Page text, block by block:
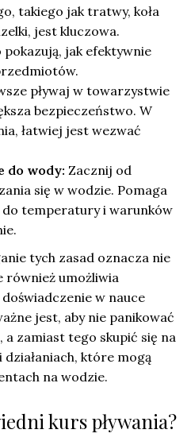
takiego jak tratwy, koła
jest kluczowa.
jak efektywnie
pływaj w towarzystwie
bezpieczeństwo. W
łatwiej jest wezwać
do wody: Zacznij od
się w wodzie. Pomaga
temperatury i warunków
tych zasad oznacza nie
również umożliwia
w nauce
jest, aby nie panikować
zamiast tego skupić się na
które mogą
na wodzie.
kurs pływania?